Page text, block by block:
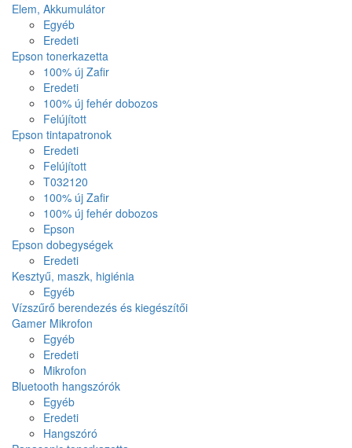
Elem, Akkumulátor
Egyéb
Eredeti
Epson tonerkazetta
100% új Zafir
Eredeti
100% új fehér dobozos
Felújított
Epson tintapatronok
Eredeti
Felújított
T032120
100% új Zafir
100% új fehér dobozos
Epson
Epson dobegységek
Eredeti
Kesztyű, maszk, higiénia
Egyéb
Vízszűrő berendezés és kiegészítői
Gamer Mikrofon
Egyéb
Eredeti
Mikrofon
Bluetooth hangszórók
Egyéb
Eredeti
Hangszóró